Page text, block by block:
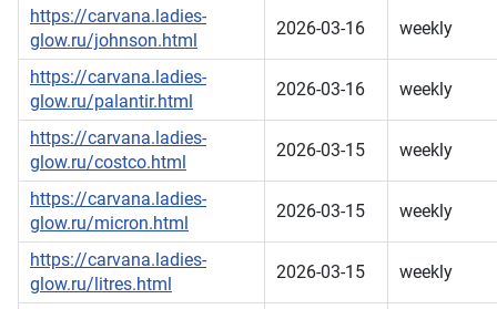
https://carvana.ladies-
glow.ru/johnson.html
2026-03-16 weekly
https://carvana.ladies-
glow.ru/palantir.html
2026-03-16 weekly
https://carvana.ladies-
glow.ru/costco.html
2026-03-15 weekly
https://carvana.ladies-
glow.ru/micron.html
2026-03-15 weekly
https://carvana.ladies-
glow.ru/litres.html
2026-03-15 weekly